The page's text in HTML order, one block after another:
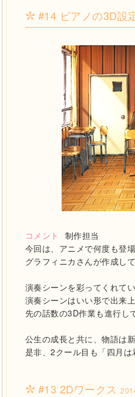
#14 ピアノの3D設
コメント
制作担当
今回は、アニメで何度も登
グラフィニカさんが作成し
演奏シーンを彩ってくれて
演奏シーンはいい形で出来
先の話数の3D作業も進行し
公生の成長と共に、物語は
是非、2クール目も「四月
#13 2Dワークス